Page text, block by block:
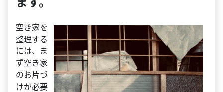
空き家を
整理する
には、ま
ず空き家
のお片づ
けが必要